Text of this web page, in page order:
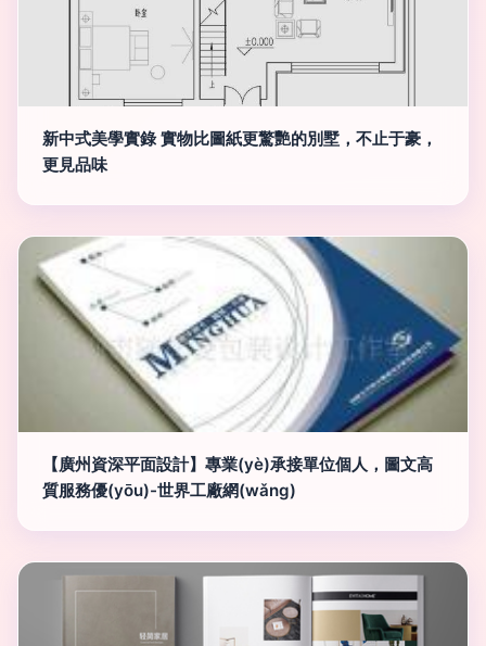
新中式美學實錄 實物比圖紙更驚艷的別墅，不止于豪，
更見品味
【廣州資深平面設計】專業(yè)承接單位個人，圖文高
質服務優(yōu)-世界工廠網(wǎng)